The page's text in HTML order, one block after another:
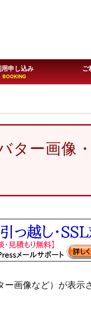
用申し込み ご
ター画像
画像など）が表示